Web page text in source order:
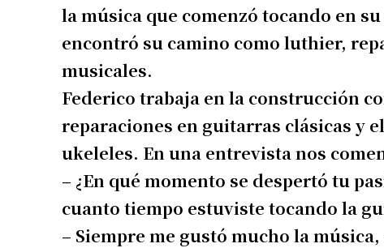
la música que comenzó tocando en
encontró su camino como luthier,
musicales.
Federico trabaja en la construcción
reparaciones en guitarras clásicas y
ukeleles. En una entrevista nos
– ¿En qué momento se despertó tu
cuanto tiempo estuviste tocando la
– Siempre me gustó mucho la